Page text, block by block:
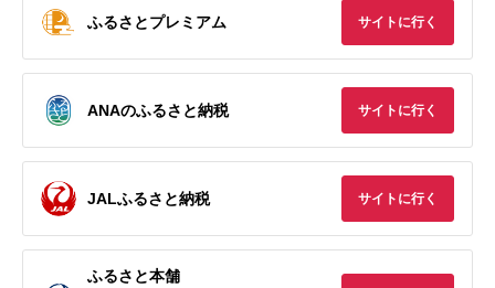
ふるさとプレミアム サイトに行く
ANAのふるさと納税 サイトに行く
JALふるさと納税 サイトに行く
ふるさと本舗